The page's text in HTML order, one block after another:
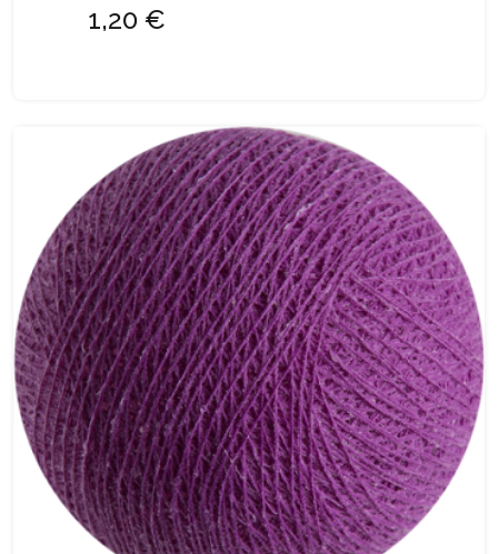
1,20 €